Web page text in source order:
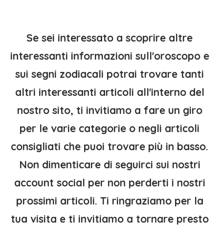
Se sei interessato a scoprire altre
interessanti informazioni sull'oroscopo e
sui segni zodiacali potrai trovare tanti
altri interessanti articoli all'interno del
nostro sito, ti invitiamo a fare un giro
per le varie categorie o negli articoli
consigliati che puoi trovare più in basso.
Non dimenticare di seguirci sui nostri
account social per non perderti i nostri
prossimi articoli. Ti ringraziamo per la
tua visita e ti invitiamo a tornare presto